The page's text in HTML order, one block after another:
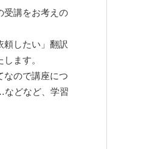
受講をお考えの
頼したい」翻訳
ます。
なので講座につ
などなど、学習